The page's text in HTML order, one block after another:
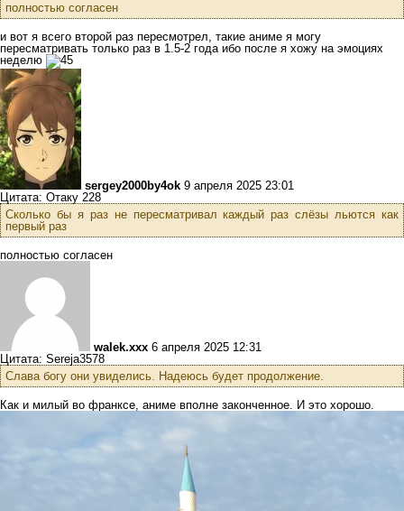
полностью согласен
и вот я всего второй раз пересмотрел, такие аниме я могу
пересматривать только раз в 1.5-2 года ибо после я хожу на эмоциях
неделю
sergey2000by4ok 9 апреля 2025 23:01
Цитата: Отаку 228
Сколько бы я раз не пересматривал каждый раз слёзы льются как
первый раз
полностью согласен
walek.xxx 6 апреля 2025 12:31
Цитата: Sereja3578
Слава богу они увиделись. Надеюсь будет продолжение.
Как и милый во франксе, аниме вполне законченное. И это хорошо.